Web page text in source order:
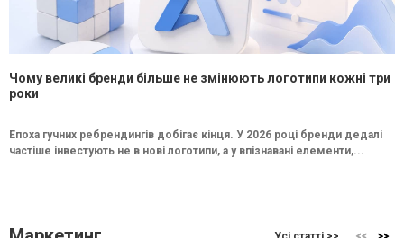
Чому великі бренди більше не змінюють логотипи кожні три
роки
Епоха гучних ребрендингів добігає кінця. У 2026 році бренди дедалі
частіше інвестують не в нові логотипи, а у впізнавані елементи,...